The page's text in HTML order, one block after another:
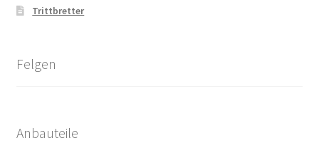
Trittbretter
Felgen
Anbauteile